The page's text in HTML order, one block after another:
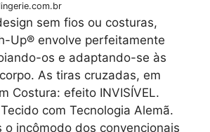
sem fios ou costuras,
Up® envolve perfeitamente
os e adaptando-se às
As tiras cruzadas, em
Costura: efeito INVISÍVEL.
com Tecnologia Alemã.
o incômodo dos convencionais